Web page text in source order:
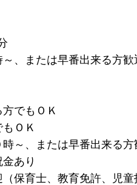
、または早番出来る方歓
でもＯＫ
ＯＫ
～、または早番出来る方
あり
（保育士、教育免許、児